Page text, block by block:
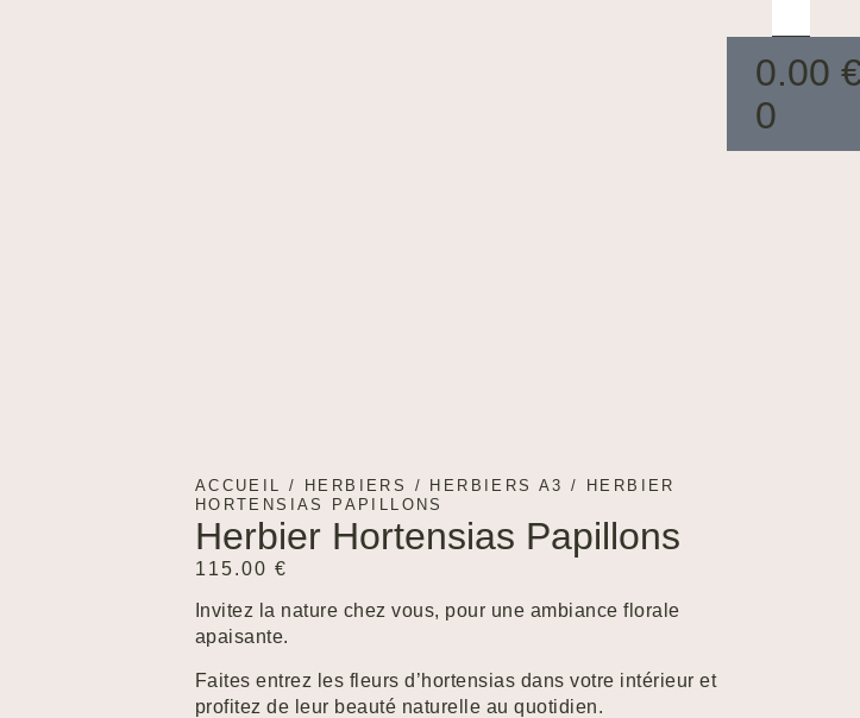
0.00
0
ACCUEIL / HERBIERS / HERBIERS A3 / HERBIER
HORTENSIAS PAPILLONS
Herbier Hortensias Papillons
115.00 €
Invitez la nature chez vous, pour une ambiance florale
apaisante.
Faites entrez les fleurs d’hortensias dans votre intérieur et
profitez de leur beauté naturelle au quotidien.